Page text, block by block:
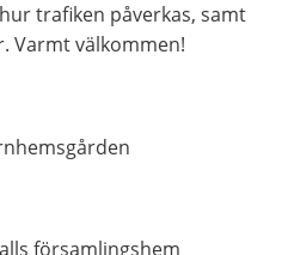
trafiken påverkas, samt
Varmt välkommen!
församlingshem